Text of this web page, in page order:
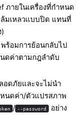
ภายในเครื่องที่กำหนด
มเหลวแบบปิด แทนที่
ร้อมการย้อนกลับไป
ดค่าตามกฎลำดับ
อดภัยและจะไม่นำ
นดค่า/ตัวแปรสภาพ
/ --password
อย่าง